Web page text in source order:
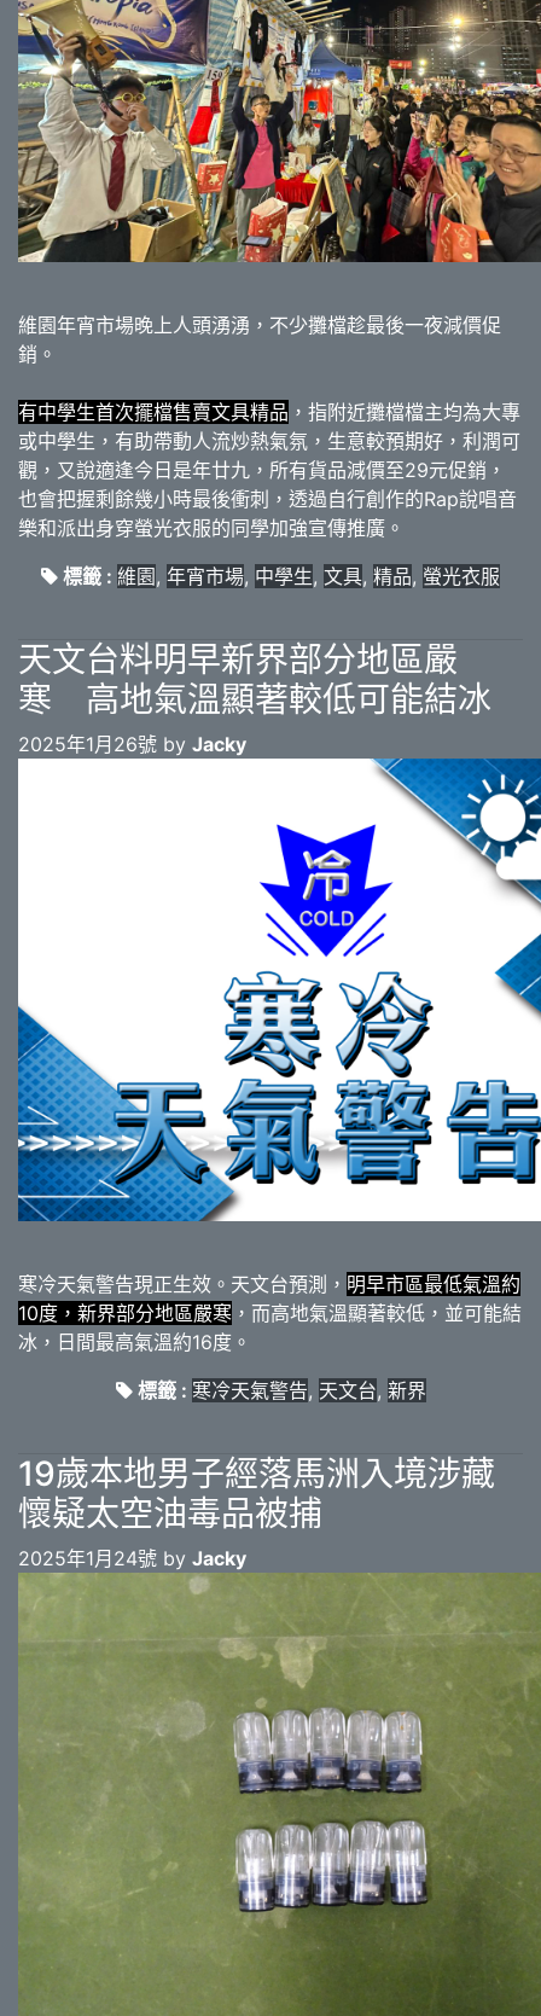
維園年宵市場晚上人頭湧湧，不少攤檔趁最後一夜減價促
銷。
有中學生首次擺檔售賣文具精品 ，指附近攤檔檔主均為大專
或中學生，有助帶動人流炒熱氣氛，生意較預期好，利潤可
觀，又說適逢今日是年廿九，所有貨品減價至29元促銷，
也會把握剩餘幾小時最後衝刺，透過自行創作的Rap說唱音
樂和派出身穿螢光衣服的同學加強宣傳推廣。
標籤 : 維園, 年宵市場, 中學生, 文具, 精品, 螢光衣服
天文台料明早新界部分地區嚴
寒 高地氣溫顯著較低可能結冰
2025年1月26號 by Jacky
寒冷天氣警告現正生效。天文台預測， 明早市區最低氣溫約
10度，新界部分地區嚴寒 ，而高地氣溫顯著較低，並可能結
冰，日間最高氣溫約16度。
標籤 : 寒冷天氣警告, 天文台, 新界
19歲本地男子經落馬洲入境涉藏
懷疑太空油毒品被捕
2025年1月24號 by Jacky